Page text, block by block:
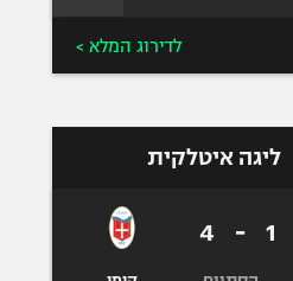
לדירוג המלא >
ליגה איטלקית
1
-
4